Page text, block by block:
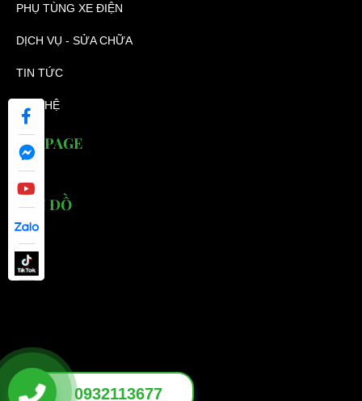
PHỤ TÙNG XE ĐIỆN
DỊCH VỤ - SỬA CHỮA
TIN TỨC
LIÊN HỆ
FANPAGE
BẢN ĐỒ
0932113677